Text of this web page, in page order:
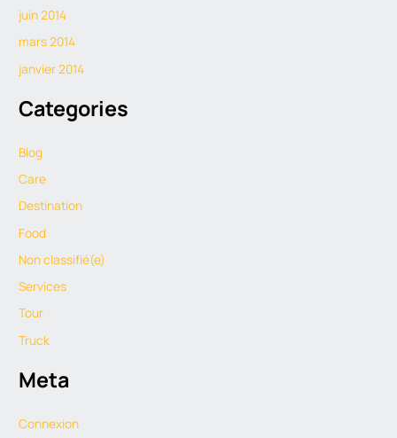
juin 2014
mars 2014
janvier 2014
Categories
Blog
Care
Destination
Food
Non classifié(e)
Services
Tour
Truck
Meta
Connexion